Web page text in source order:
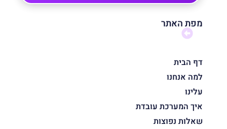
מפת האתר
דף הבית
למה אנחנו
עלינו
איך המערכת עובדת
שאלות נפוצות